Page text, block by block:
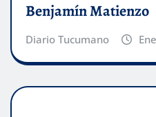
Benjamín Matienzo
Diario Tucumano